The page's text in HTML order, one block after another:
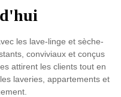
les lave-linge et sèche-
conviviaux et conçus
attirent les clients tout en
laveries, appartements et